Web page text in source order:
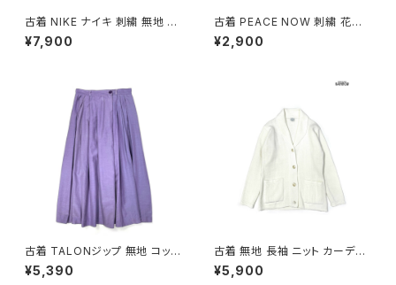
古着 NIKE ナイキ 刺繍 無地 ナ
イロン 長袖 アウター アウトドア
ジャケット ピンク (ttu250816
¥7,900
古着 PEACE NOW 刺繍 花柄
コットン 長袖 ブラウス 紫 (ttu2
501035)
¥2,900
古着 TALONジップ 無地 コット
ン 膝丈 スカート 紫 (ba26070
02)
¥5,390
古着 無地 長袖 ニット カーディ
ガン 白 (ttu2508107)
¥5,900